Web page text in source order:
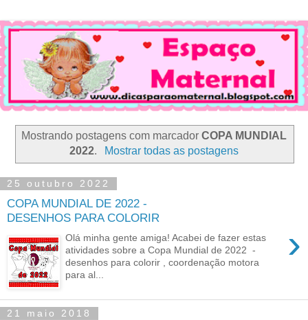
Mostrando postagens com marcador COPA MUNDIAL
2022. Mostrar todas as postagens
25 outubro 2022
COPA MUNDIAL DE 2022 -
DESENHOS PARA COLORIR
›
Olá minha gente amiga! Acabei de fazer estas
atividades sobre a Copa Mundial de 2022 -
desenhos para colorir , coordenação motora
para al...
21 maio 2018